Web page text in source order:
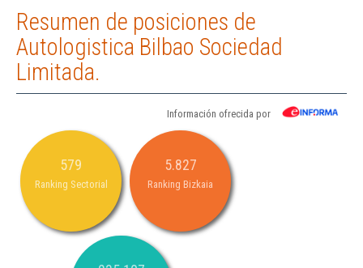
Resumen de posiciones de
Autologistica Bilbao Sociedad
Limitada.
Información ofrecida por
579
Ranking Sectorial
5.827
Ranking Bizkaia